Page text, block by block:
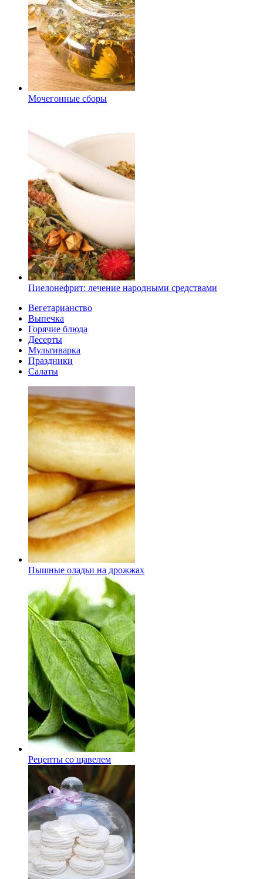
Мочегонные сборы
Пиелонефрит: лечение народными средствами
Вегетарианство
Выпечка
Горячие блюда
Десерты
Мультиварка
Праздники
Салаты
Пышные оладьи на дрожжах
Рецепты со щавелем